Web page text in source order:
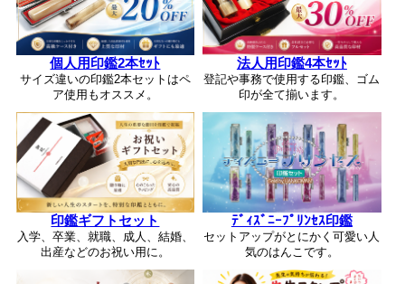
個人用印鑑2本ｾｯﾄ
サイズ違いの印鑑2本セットはペ
ア使用もオススメ。
法人用印鑑4本ｾｯﾄ
登記や事務で使用する印鑑、ゴム
印が全て揃います。
印鑑ギフトセット
入学、卒業、就職、成人、結婚、
出産などのお祝い用に。
ﾃﾞｨｽﾞﾆｰﾌﾟﾘﾝｾｽ印鑑
セットアップがとにかく可愛い人
気のはんこです。